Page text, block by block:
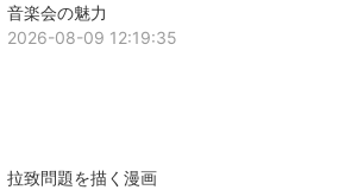
音楽会の魅力
2026-08-09 12:19:35
拉致問題を描く漫画